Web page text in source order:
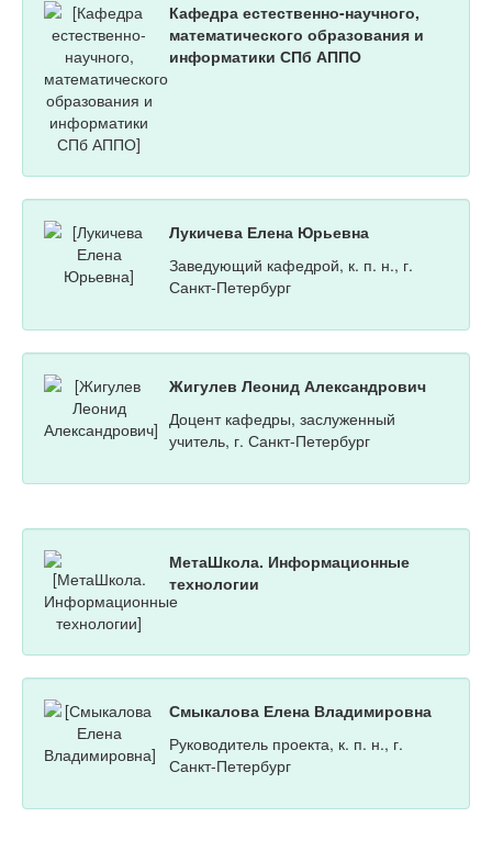
Кафедра естественно-научного,
математического образования и
информатики СПб АППО
Лукичева Елена Юрьевна
Заведующий кафедрой, к. п. н., г.
Санкт-Петербург
Жигулев Леонид Александрович
Доцент кафедры, заслуженный
учитель, г. Санкт-Петербург
МетаШкола. Информационные
технологии
Смыкалова Елена Владимировна
Руководитель проекта, к. п. н., г.
Санкт-Петербург